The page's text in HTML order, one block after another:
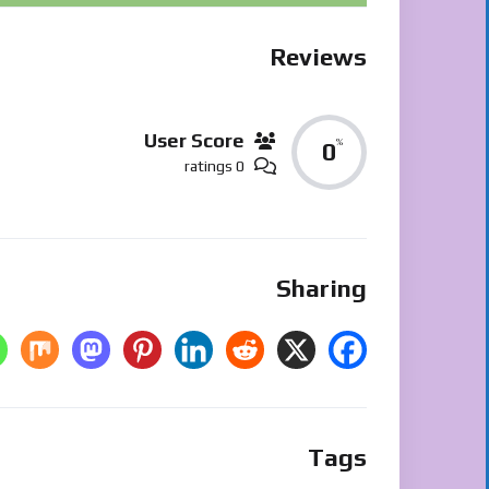
Reviews
0%
User Score
0 ratings
Sharing
Tags